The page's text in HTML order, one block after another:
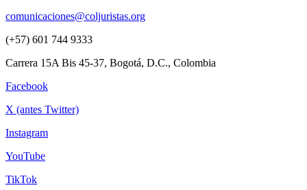
comunicaciones@coljuristas.org
(+57) 601 744 9333
Carrera 15A Bis 45-37, Bogotá, D.C., Colombia
Facebook
X (antes Twitter)
Instagram
YouTube
TikTok